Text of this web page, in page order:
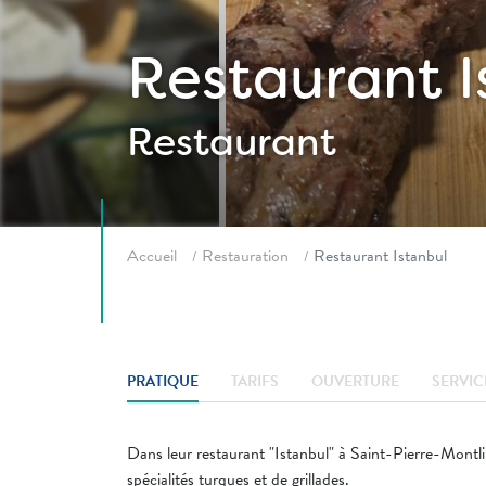
Restaurant
Restaurant
Accueil Restauration Restaurant Istanbul
PRATIQUE TARIFS OUVERTURE
Dans leur restaurant "Istanbul" à Saint-Pierre-
spécialités turques et de grillades.